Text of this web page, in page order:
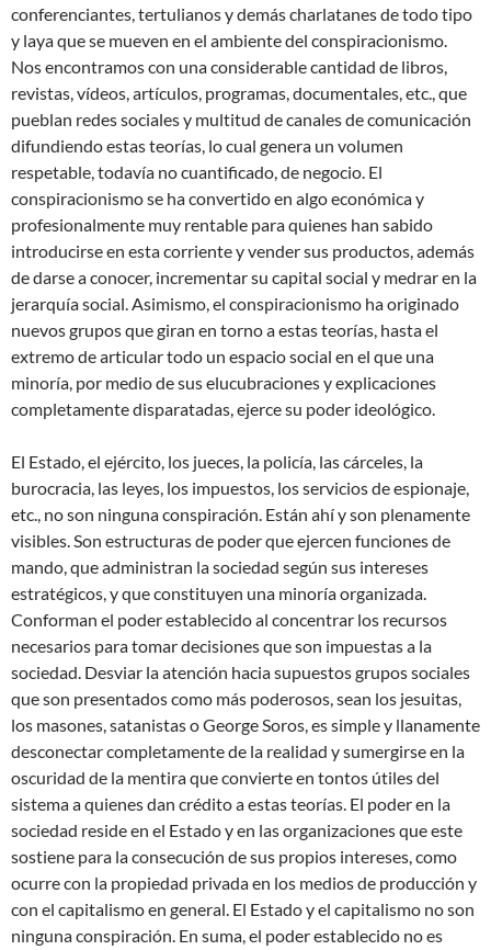
conferenciantes, tertulianos y demás charlatanes de todo tipo
y laya que se mueven en el ambiente del conspiracionismo.
Nos encontramos con una considerable cantidad de libros,
revistas, vídeos, artículos, programas, documentales, etc., que
pueblan redes sociales y multitud de canales de comunicación
difundiendo estas teorías, lo cual genera un volumen
respetable, todavía no cuantificado, de negocio. El
conspiracionismo se ha convertido en algo económica y
profesionalmente muy rentable para quienes han sabido
introducirse en esta corriente y vender sus productos, además
de darse a conocer, incrementar su capital social y medrar en la
jerarquía social. Asimismo, el conspiracionismo ha originado
nuevos grupos que giran en torno a estas teorías, hasta el
extremo de articular todo un espacio social en el que una
minoría, por medio de sus elucubraciones y explicaciones
completamente disparatadas, ejerce su poder ideológico.
El Estado, el ejército, los jueces, la policía, las cárceles, la
burocracia, las leyes, los impuestos, los servicios de espionaje,
etc., no son ninguna conspiración. Están ahí y son plenamente
visibles. Son estructuras de poder que ejercen funciones de
mando, que administran la sociedad según sus intereses
estratégicos, y que constituyen una minoría organizada.
Conforman el poder establecido al concentrar los recursos
necesarios para tomar decisiones que son impuestas a la
sociedad. Desviar la atención hacia supuestos grupos sociales
que son presentados como más poderosos, sean los jesuitas,
los masones, satanistas o George Soros, es simple y llanamente
desconectar completamente de la realidad y sumergirse en la
oscuridad de la mentira que convierte en tontos útiles del
sistema a quienes dan crédito a estas teorías. El poder en la
sociedad reside en el Estado y en las organizaciones que este
sostiene para la consecución de sus propios intereses, como
ocurre con la propiedad privada en los medios de producción y
con el capitalismo en general. El Estado y el capitalismo no son
ninguna conspiración. En suma, el poder establecido no es